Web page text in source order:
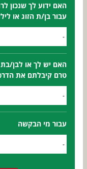
האם ידוע לך שנכון
עבור בן/ת הזוג או
האם יש לך או לבן/בת
טרם קיבלתם את
עבור מי הבקשה